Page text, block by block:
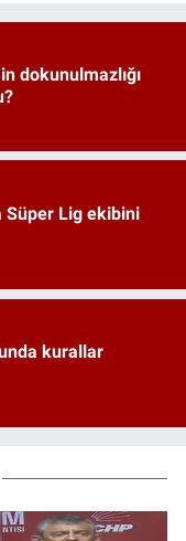
dokunulmazlığı
Süper Lig ekibini
kurallar